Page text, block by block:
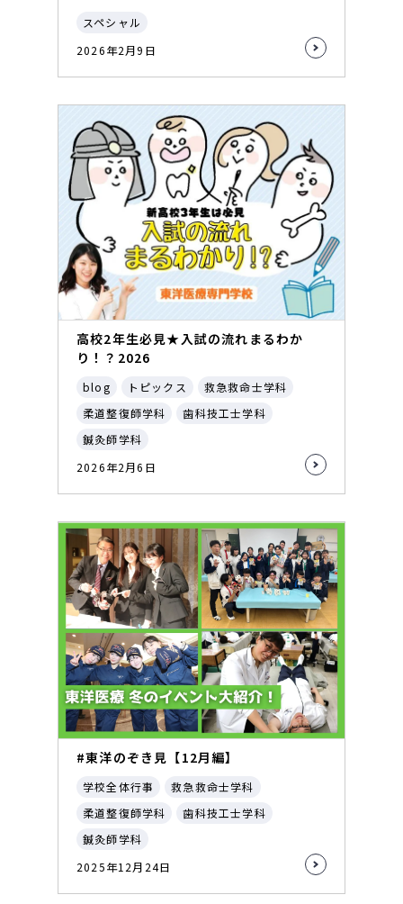
スペシャル
2026年2月9日
高校2年生必見★入試の流れまるわか
り！？2026
blog トピックス
救急救命士学科
柔道整復師学科
歯科技工士学科
鍼灸師学科
2026年2月6日
#東洋のぞき見【12月編】
学校全体行事
救急救命士学科
柔道整復師学科
歯科技工士学科
鍼灸師学科
2025年12月24日